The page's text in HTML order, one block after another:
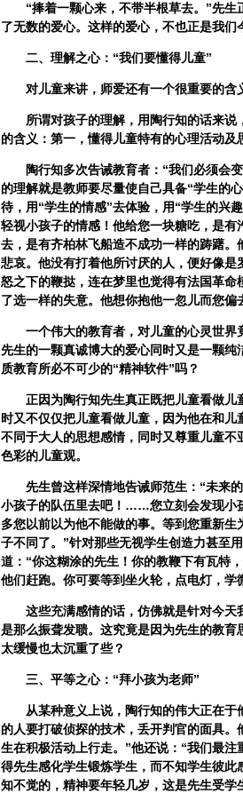
“捧着一颗心来，不带半根草去。”先生
了无数的爱心。这样的爱心，不也正是我们
二、理解之心：“我们要懂得儿童”
对儿童来讲，师爱还有一个很重要的含
所谓对孩子的理解，用陶行知的话来说
的含义：第一，懂得儿童特有的心理活动及
陶行知多次告诫教育者：“我们必须会变
的理解就是教师要尽量使自己具备“学生的
待，用“学生的情感”去体验，用“学生的兴
轻视小孩子的情感！他给您一块糖吃，是
去，是有齐柏林飞船造不成功一样的踌躇
悲哀。他没有打着他所讨厌的人，便好像
怒之下的鞭挞，连在梦里也觉得有法国革
了选一样的失意。他想你抱他一忽儿而您
一个伟大的教育者，对儿童的心灵世界
先生的一颗真诚博大的爱心同时又是一颗
质教育所必不可少的“精神软件”吗？
正因为陶行知先生真正既把儿童看做儿
时又不仅仅把儿童看做儿童，因为他在和
不同于大人的思想感情，同时又尊重儿童
色彩的儿童观。
先生曾这样深情地告诫师范生：“未来的
小孩子的队伍里去吧！……您立刻会发现小
多您以前以为他不能做的事。等到您重新
子不同了。”针对那些无视学生创造力甚至
道：“你这糊涂的先生！你的教鞭下有瓦特
他们赶跑。你可要等到坐火轮，点电灯，
这些充满感情的话，仿佛就是针对今天
是那么振聋发聩。这究竟是因为先生的教
太缓慢也太沉重了些？
三、平等之心：“拜小孩为老师”
从某种意义上说，陶行知的伟大正在于
的人要打破侦探的技术，丢开判官的面具
生在积极活动上行走。”他还说：“我们最
得先生感化学生锻炼学生，而不知学生彼
知不觉的，精神要年轻几岁，这是先生受